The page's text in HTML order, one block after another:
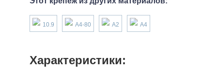
10.9 А4-80 А2 А4
Характеристики: